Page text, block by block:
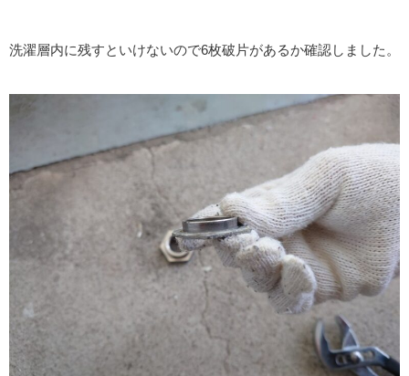
洗濯層内に残すといけないので6枚破片があるか確認しました。